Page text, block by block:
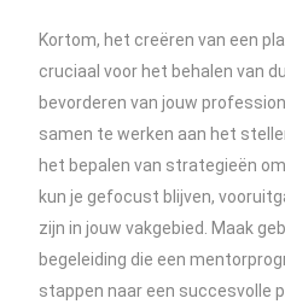
Kortom, het creëren van een
cruciaal voor het behalen van
bevorderen van jouw
samen te werken aan het
het bepalen van strategieën
kun je gefocust blijven,
zijn in jouw vakgebied. Maak
begeleiding die een
stappen naar een succesvolle